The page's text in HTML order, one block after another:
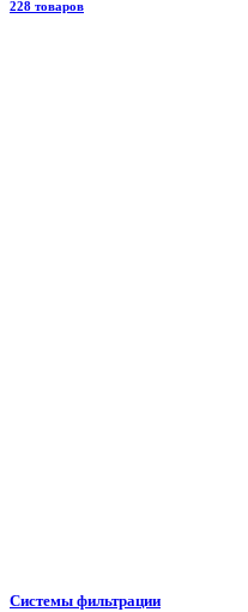
228 товаров
Системы фильтрации